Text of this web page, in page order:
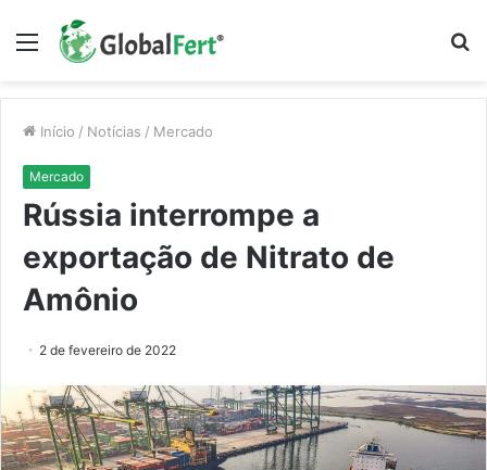
Menu
Início / Notícias / Mercado
Mercado
Rússia interrompe a
exportação de Nitrato de
Amônio
2 de fevereiro de 2022